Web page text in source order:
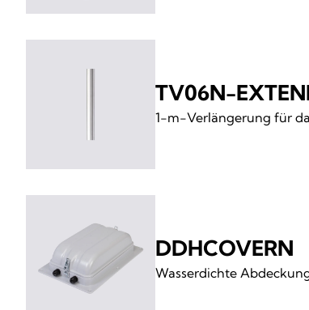
TV06N-
1-m-Verlängerung für
DDHCOVERN
Wasserdichte